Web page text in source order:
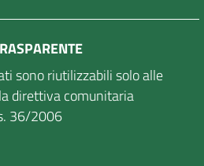
sono riutilizzabili solo alle
direttiva comunitaria
36/2006